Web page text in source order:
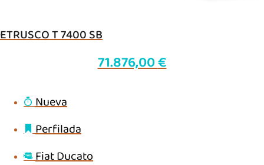
ETRUSCO T 7400 SB
71.876,00€
Nueva
Perfilada
Fiat Ducato